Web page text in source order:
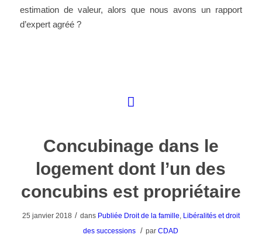
estimation de valeur, alors que nous avons un rapport
d’expert agréé ?
Concubinage dans le
logement dont l’un des
concubins est propriétaire
25 janvier 2018 / dans Publiée Droit de la famille, Libéralités et droit
des successions
/ parCDAD